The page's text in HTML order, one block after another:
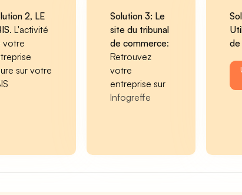
2, LE
. L'activité
votre
sur votre
Solution 3: Le
site du tribunal
de commerce:
Retrouvez
votre
entreprise sur
Infogreffe
de